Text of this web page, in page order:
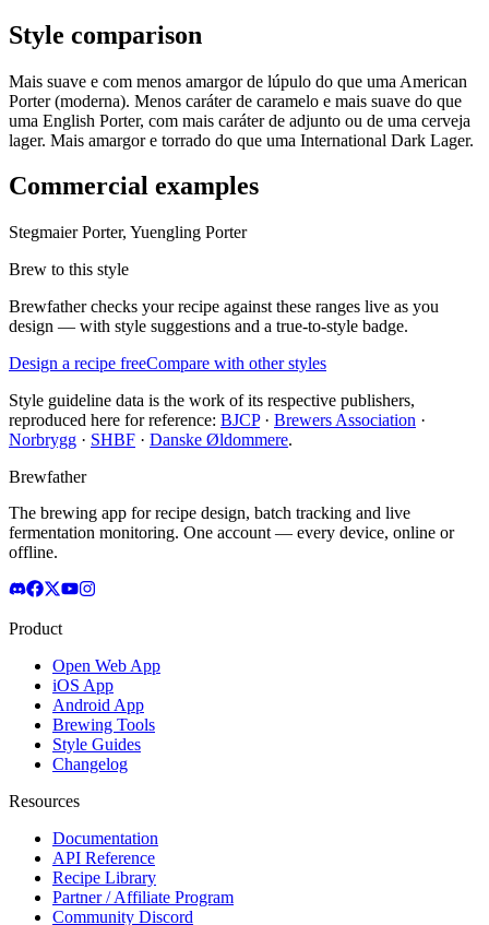
Style comparison
Mais suave e com menos amargor de lúpulo do que uma American
Porter (moderna). Menos caráter de caramelo e mais suave do que
uma English Porter, com mais caráter de adjunto ou de uma cerveja
lager. Mais amargor e torrado do que uma International Dark Lager.
Commercial examples
Stegmaier Porter, Yuengling Porter
Brew to this style
Brewfather checks your recipe against these ranges live as you
design — with style suggestions and a true-to-style badge.
Design a recipe freeCompare with other styles
Style guideline data is the work of its respective publishers,
reproduced here for reference: BJCP· Brewers Association ·
Norbrygg · SHBF · Danske Øldommere.
Brewfather
The brewing app for recipe design, batch tracking and live
fermentation monitoring. One account — every device, online or
offline.
Product
Open Web App
iOS App
Android App
Brewing Tools
Style Guides
Changelog
Resources
Documentation
API Reference
Recipe Library
Partner / Affiliate Program
Community Discord